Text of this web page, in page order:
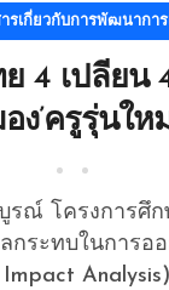
รเกี่ยวกับการพัฒนาการ
4 เปลี่ยน
ง’ครูรุ่นใหม่
กระทบในการอ